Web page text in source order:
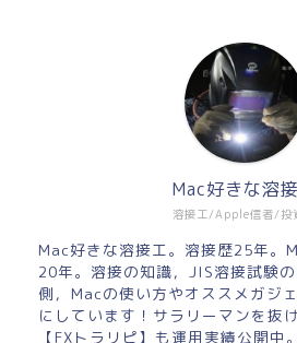
溶接工/Apple信者/投
Mac好きな溶
Mac好きな溶接工。溶接歴25年。
20年。溶接の知識，JIS溶接試験
側，Macの使い方やオススメガジ
にしています！サラリーマンを抜
【FXトラリピ】も運用実績公開中